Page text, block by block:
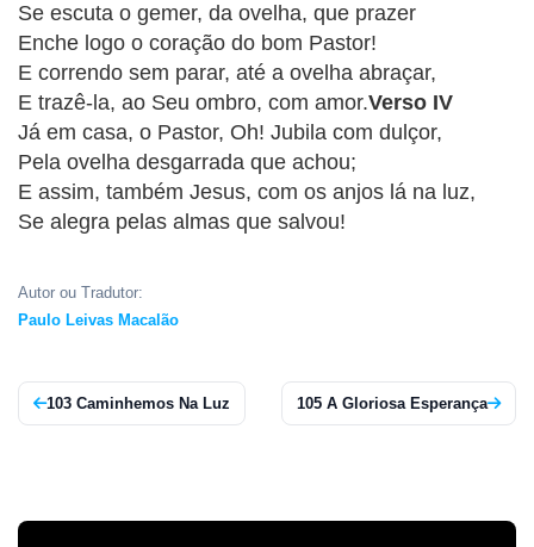
PLAYBACK
AUTORES
DA
HARPA
LISTAS
APP
WINDOWS
Se escuta o gemer, da ovelha, que prazer
Enche logo o coração do bom Pastor!
E correndo sem parar, até a ovelha abraçar,
E trazê-la, ao Seu ombro, com amor.Verso IV
Já em casa, o Pastor, Oh! Jubila com dulçor,
Pela ovelha desgarrada que achou;
E assim, também Jesus, com os anjos lá na luz,
Se alegra pelas almas que salvou!
Autor ou Tradutor:
Paulo Leivas Macalão
103 Caminhemos Na Luz 105 A Gloriosa Esperança